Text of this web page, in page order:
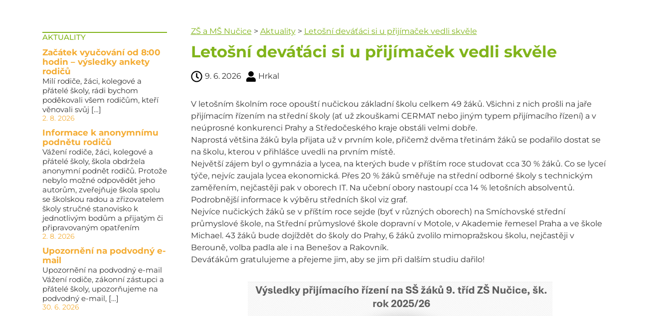
AKTUALITY
Začátek vyučování od 8:00
hodin – výsledky ankety
rodičů
Milí rodiče, žáci, kolegové a
přátelé školy, rádi bychom
poděkovali všem rodičům, kteří
věnovali svůj […]
2. 8. 2026
Informace k anonymnímu
podnětu rodičů
Vážení rodiče, žáci, kolegové a
přátelé školy, škola obdržela
anonymní podnět rodičů. Protože
nebylo možné odpovědět jeho
autorům, zveřejňuje škola spolu
se školskou radou a zřizovatelem
školy stručné stanovisko k
jednotlivým bodům a přijatým či
připravovaným opatřením
2. 8. 2026
Upozornění na podvodný e-
mail
Upozornění na podvodný e-mail
Vážení rodiče, zákonní zástupci a
přátelé školy, upozorňujeme na
podvodný e-mail, […]
30. 6. 2026
ZŠ a MŠ Nučice > Aktuality> Letošní deváťáci si u přijímaček vedli skvěle
Letošní deváťáci si u přijímaček vedli skvěle
9. 6. 2026 Hrkal
V letošním školním roce opouští nučickou základní školu celkem 49 žáků. Všichni z nich prošli na jaře
přijímacím řízením na střední školy (ať už zkouškami CERMAT nebo jiným typem přijímacího řízení) a v
neúprosné konkurenci Prahy a Středočeského kraje obstáli velmi dobře.
Naprostá většina žáků byla přijata už v prvním kole, přičemž dvěma třetinám žáků se podařilo dostat se
na školu, kterou v přihlášce uvedli na prvním místě.
Největší zájem byl o gymnázia a lycea, na kterých bude v příštím roce studovat cca 30 % žáků. Co se lyceí
týče, nejvíc zaujala lycea ekonomická. Přes 20 % žáků směřuje na střední odborné školy s technickým
zaměřením, nejčastěji pak v oborech IT. Na učební obory nastoupí cca 14 % letošních absolventů.
Podrobnější informace k výběru středních škol viz graf.
Nejvíce nučických žáků se v příštím roce sejde (byť v různých oborech) na Smíchovské střední
průmyslové škole, na Střední průmyslové škole dopravní v Motole, v Akademie řemesel Praha a ve škole
Michael. 43 žáků bude dojíždět do školy do Prahy, 6 žáků zvolilo mimopražskou školu, nejčastěji v
Berouně, volba padla ale i na Benešov a Rakovník.
Deváťákům gratulujeme a přejeme jim, aby se jim při dalším studiu dařilo!